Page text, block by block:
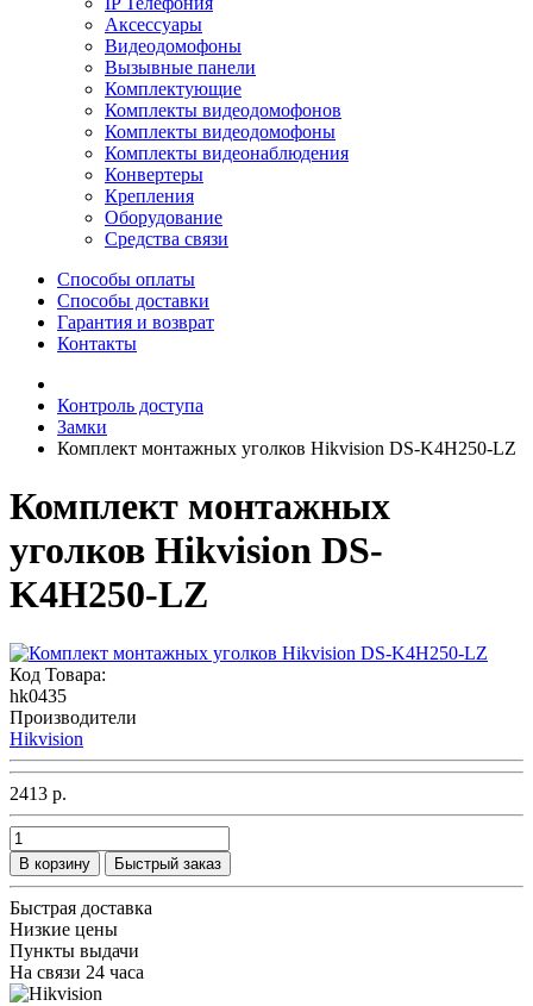
Аксессуары
Видеодомофоны
Вызывные панели
Комплектующие
Комплекты видеодомофонов
Комплекты видеодомофоны
Комплекты видеонаблюдения
Конвертеры
Крепления
Оборудование
Средства связи
Способы оплаты
Способы доставки
Гарантия и возврат
Контакты
Контроль доступа
Замки
Комплект монтажных уголков Hikvision DS-K4H250-LZ
Комплект монтажных
уголков Hikvision DS-
K4H250-LZ
Код Товара:
hk0435
Производители
Hikvision
2413 р.
В корзину Быстрый заказ
Быстрая доставка
Низкие цены
Пункты выдачи
На связи 24 часа